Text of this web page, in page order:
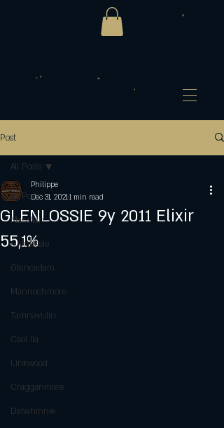
Post
All Posts
Macallan
Glenlossie
Glencadam
Mannochmore
Tamnavulin
Caol Ila
Linkwood
Cragganmore
Dalwhinnie
All Posts
GLENLOSSIE 9y 2011 Elixir
55,1%
Philippe
Dec 31, 20211 min read